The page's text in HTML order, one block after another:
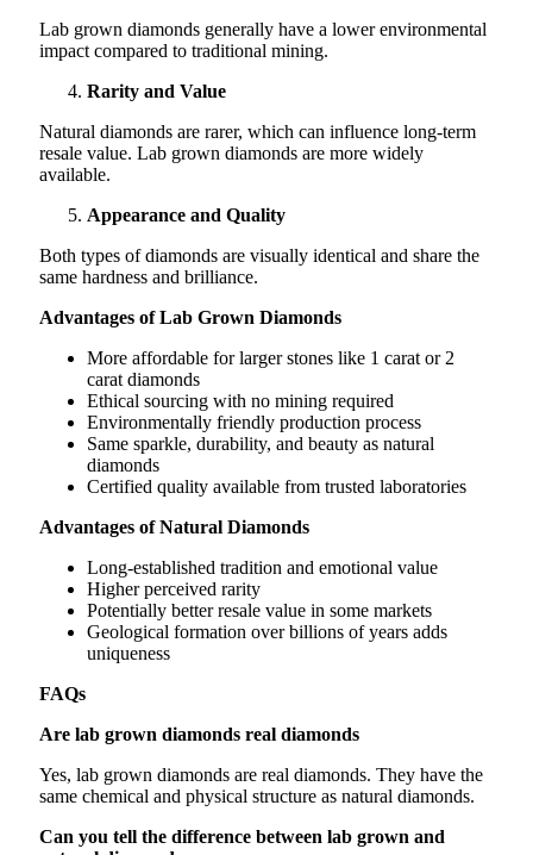
Lab grown diamonds generally have a lower environmental
impact compared to traditional mining.
Rarity and Value
Natural diamonds are rarer, which can influence long-term
resale value. Lab grown diamonds are more widely
available.
Appearance and Quality
Both types of diamonds are visually identical and share the
same hardness and brilliance.
Advantages of Lab Grown Diamonds
More affordable for larger stones like 1 carat or 2
carat diamonds
Ethical sourcing with no mining required
Environmentally friendly production process
Same sparkle, durability, and beauty as natural
diamonds
Certified quality available from trusted laboratories
Advantages of Natural Diamonds
Long-established tradition and emotional value
Higher perceived rarity
Potentially better resale value in some markets
Geological formation over billions of years adds
uniqueness
FAQs
Are lab grown diamonds real diamonds
Yes, lab grown diamonds are real diamonds. They have the
same chemical and physical structure as natural diamonds.
Can you tell the difference between lab grown and